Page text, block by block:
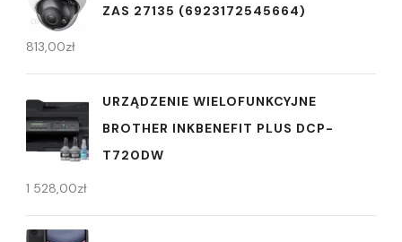
ZAS 27135 (6923172545664)
813,00zł
URZĄDZENIE WIELOFUNKCYJNE
BROTHER INKBENEFIT PLUS DCP-
T720DW
1 528,00zł